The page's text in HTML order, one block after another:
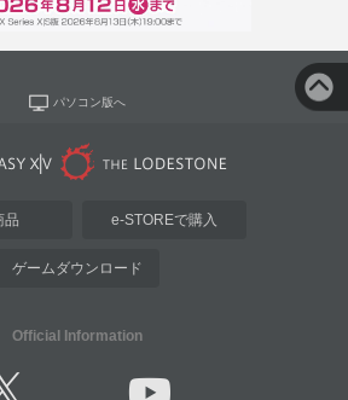
パソコン版へ
品 e-STOREで購入
ゲームダウンロード
Official Information